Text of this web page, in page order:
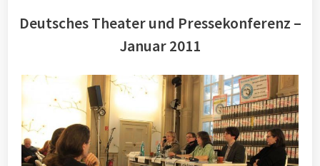
Deutsches Theater und Pressekonferenz –
Januar 2011